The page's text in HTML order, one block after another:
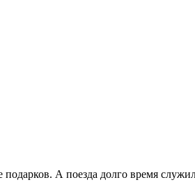
А поезда долго время